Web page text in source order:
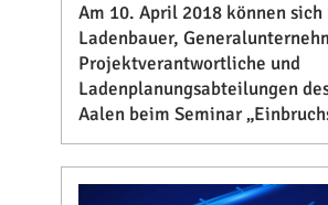
Am 10. April 2018 können sich
Ladenbauer,
Projektverantwortliche und
Ladenplanungsabteilungen
Aalen beim Seminar